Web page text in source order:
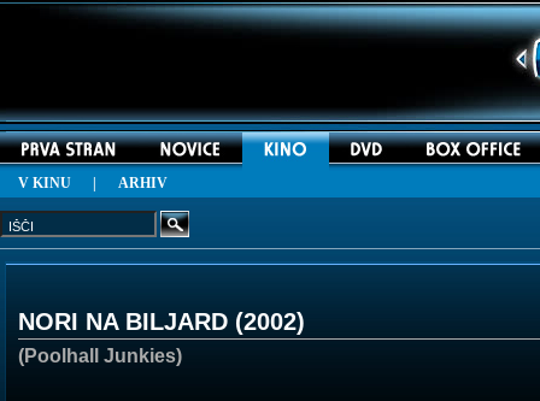
V KINU ARHIV
NORI NA BILJARD (2002)
(Poolhall Junkies)